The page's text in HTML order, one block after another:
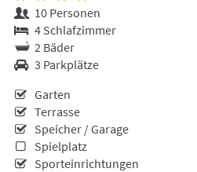
10 Personen
4 Schlafzimmer
2 Bäder
3 Parkplätze
Garten
Terrasse
Speicher / Garage
Spielplatz
Sporteinrichtungen